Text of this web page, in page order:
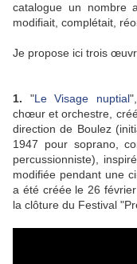
catalogue un nombre
modifiait, complétait,
Je propose ici trois
1. "Le Visage nuptial
chœur et orchestre,
direction de Boulez
1947 pour soprano,
percussionniste),
modifiée pendant une
a été créée le 26
la clôture du Festival